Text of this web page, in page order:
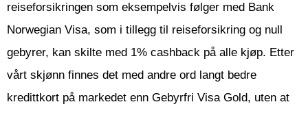
reiseforsikringen som eksempelvis følger med Bank
Norwegian Visa, som i tillegg til reiseforsikring og null
gebyrer, kan skilte med 1% cashback på alle kjøp. Etter
vårt skjønn finnes det med andre ord langt bedre
kredittkort på markedet enn Gebyrfri Visa Gold, uten at